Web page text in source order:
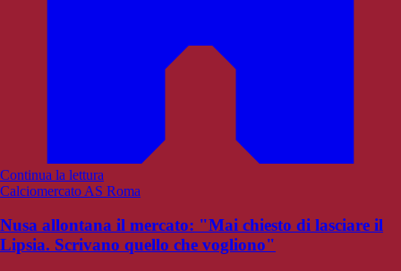
Continua la lettura
Calciomercato AS Roma
Nusa allontana il mercato: "Mai chiesto di lasciare il
Lipsia. Scrivano quello che vogliono"